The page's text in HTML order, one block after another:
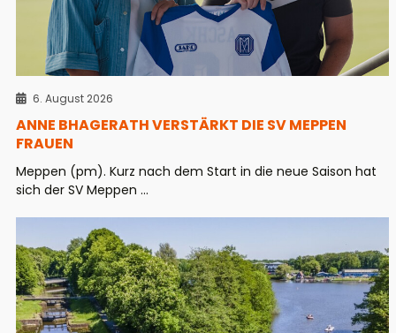
6. August 2026
ANNE BHAGERATH VERSTÄRKT DIE SV MEPPEN
FRAUEN
Meppen (pm). Kurz nach dem Start in die neue Saison hat
sich der SV Meppen ...